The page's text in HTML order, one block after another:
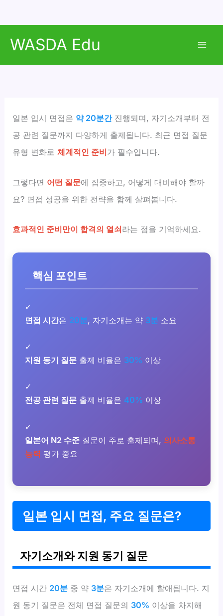
WASDA Edu
일본 입시 면접은 약 20분간진행되며, 자기소개부터 전
공 관련 질문까지 다양하게 출제됩니다. 최근 면접 질문
유형 변화로체계적인 준비가 필수입니다.
그렇다면 어떤 질문에 집중하고, 어떻게 대비해야 할까
요? 면접 성공을 위한 전략을 함께 살펴봅니다.
효과적인 준비만이 합격의 열쇠라는 점을 기억하세요.
핵심 포인트
✓
면접 시간은 20분, 자기소개는 약 3분 소요
✓
지원 동기 질문 출제 비율은 30% 이상
✓
전공 관련 질문 출제 비율은 40% 이상
✓
일본어 N2 수준 질문이 주로 출제되며, 의사소통
능력 평가 중요
일본 입시 면접, 주요 질문은?
자기소개와 지원 동기 질문
면접 시간 20분 중 약 3분은 자기소개에 할애됩니다. 지
원 동기 질문은 전체 면접 질문의 30% 이상을 차지해